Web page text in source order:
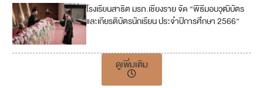
โรงเรียนสาธิต มรภ.เชียงราย จัด “พิธีมอบวุฒิบัตร
และเกียรติบัตรนักเรียน ประจำปีการศึกษา 2566”
ดูเพิ่มเติม